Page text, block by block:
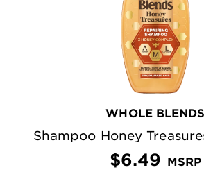
WHOLE BLENDS
Shampoo Honey
$6.49 MSRP